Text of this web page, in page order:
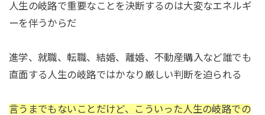
人生の岐路で重要なことを決断するのは大変なエネルギ
ーを伴うからだ
進学、就職、転職、結婚、離婚、不動産購入など誰でも
直面する人生の岐路ではかなり厳しい判断を迫られる
言うまでもないことだけど、こういった人生の岐路での